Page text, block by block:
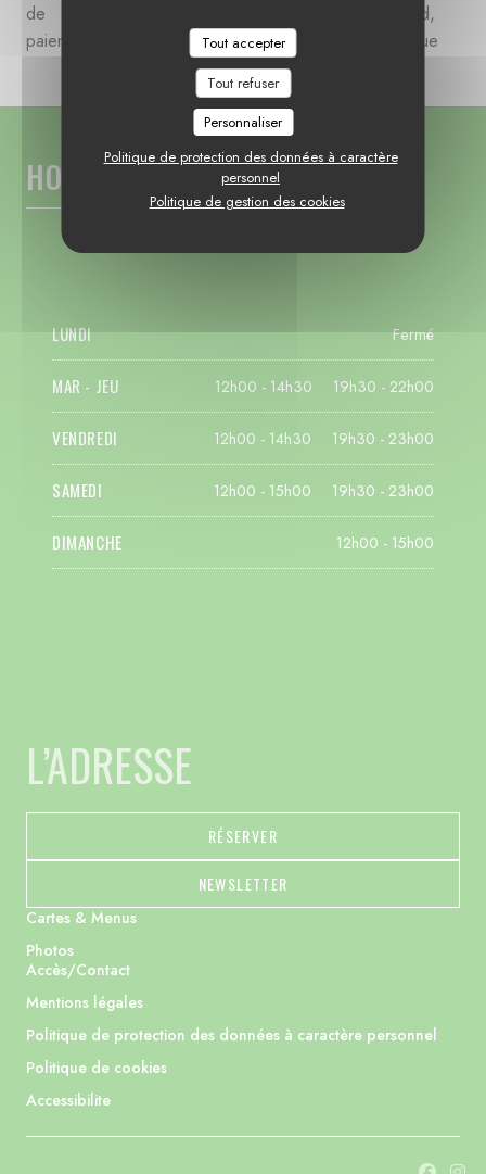
Tout accepter
Tout refuser
Personnaliser
Politique de protection des données à caractère
personnel
Politique de gestion des cookies
de
paiement
Paiement Sans Contact, Eurocard/Mastercard,
Espèces, Visa, American Express, Carte Bleue
HORAIRES
LUNDI Fermé
MAR - JEU 12h00 - 14h30 19h30 - 22h00
VENDREDI 12h00 - 14h30 19h30 - 23h00
SAMEDI 12h00 - 15h00 19h30 - 23h00
DIMANCHE 12h00 - 15h00
L’ADRESSE
RÉSERVER
NEWSLETTER
Cartes & Menus
Photos
Accès/Contact
Mentions légales
Politique de protection des données à caractère personnel
Politique de cookies
Accessibilite